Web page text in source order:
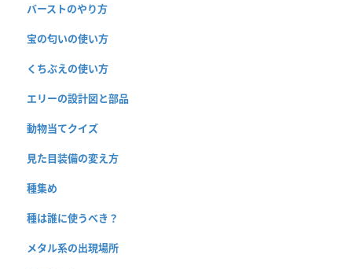
バーストのやり方
宝の匂いの使い方
くちぶえの使い方
エリーの設計図と部品
動物当てクイズ
見た目装備の変え方
種集め
種は誰に使うべき？
メタル系の出現場所